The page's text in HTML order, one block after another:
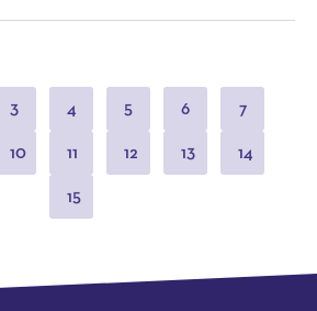
3 4 5 6
7
10 11 12 13
14
15